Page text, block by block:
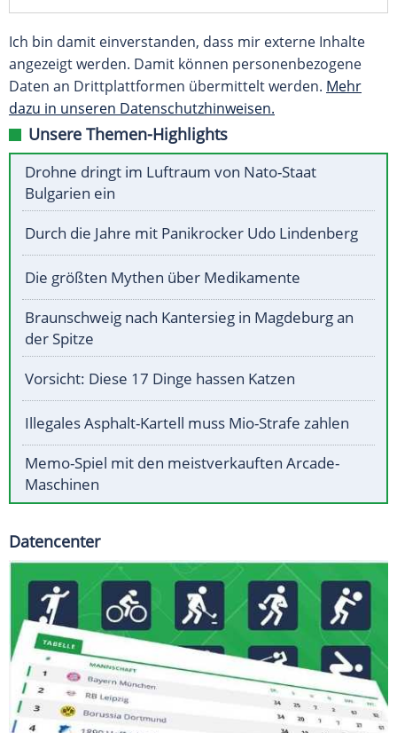
Ich bin damit einverstanden, dass mir externe Inhalte
angezeigt werden. Damit können personenbezogene
Daten an Drittplattformen übermittelt werden. Mehr
dazu in unseren Datenschutzhinweisen.
Unsere Themen-Highlights
Drohne dringt im Luftraum von Nato-Staat
Bulgarien ein
Durch die Jahre mit Panikrocker Udo Lindenberg
Die größten Mythen über Medikamente
Braunschweig nach Kantersieg in Magdeburg an
der Spitze
Vorsicht: Diese 17 Dinge hassen Katzen
Illegales Asphalt-Kartell muss Mio-Strafe zahlen
Memo-Spiel mit den meistverkauften Arcade-
Maschinen
Datencenter